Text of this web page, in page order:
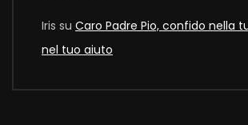
Iris su Caro Padre Pio, confido nella
nel tuo aiuto